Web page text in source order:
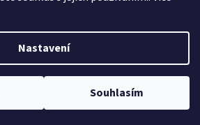
Nastavení
Souhlasím
Vytvořil Shoptet
. Všechna práva vyhrazena.